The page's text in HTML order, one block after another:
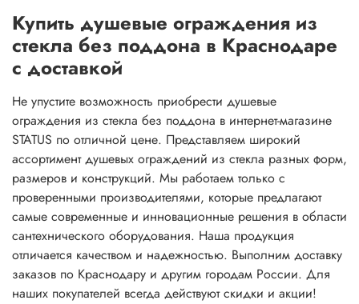
Купить душевые ограждения из
стекла без поддона в Краснодаре
с доставкой
Не упустите возможность приобрести душевые
ограждения из стекла без поддона в интернет-магазине
STATUS по отличной цене. Представляем широкий
ассортимент душевых ограждений из стекла разных форм,
размеров и конструкций. Мы работаем только с
проверенными производителями, которые предлагают
самые современные и инновационные решения в области
сантехнического оборудования. Наша продукция
отличается качеством и надежностью. Выполним доставку
заказов по Краснодару и другим городам России. Для
наших покупателей всегда действуют скидки и акции!